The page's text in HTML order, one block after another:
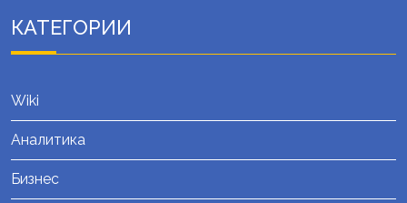
КАТЕГОРИИ
Wiki
Аналитика
Бизнес